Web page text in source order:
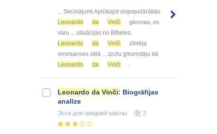
... Secinājumi Aplūkojot vispopulārākās
Leonardo
da Vinči
gleznas, es
varu ... situācijas no Bībeles.
Leonardo
da Vinči
zīmēja
renesanses stilā ... izcilu gleznotāju kā
Leonardo
da Vinči .
Leonardo da Vinči: Biogrāfijas
analīze
Эссе для средней школы 2